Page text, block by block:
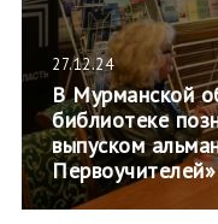
27.12.24
В Мурманской
библиотеке
выпуском
Первоучителей»